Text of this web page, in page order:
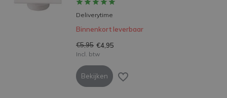
Deliverytime
Binnenkort leverbaar
€5,95 €4,95
Incl. btw
Bekijken